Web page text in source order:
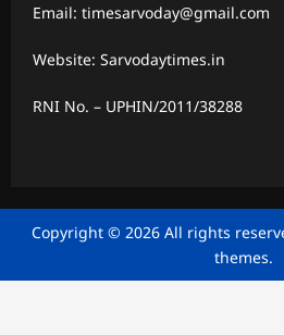
Email: timesarvoday@gmail.com
Website: Sarvodaytimes.in
RNI No. – UPHIN/2011/38288
Copyright © 2026 All rights
themes.